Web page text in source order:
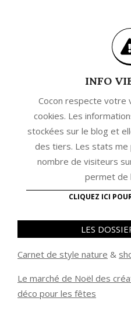
INFO
Cocon respecte votre
cookies. Les
stockées sur le blog et
des tiers. Les stats
nombre de visiteurs
permet de
CLIQUEZ ICI
LES
Carnet de style nature &
Le marché de Noël des
déco pour les fêtes